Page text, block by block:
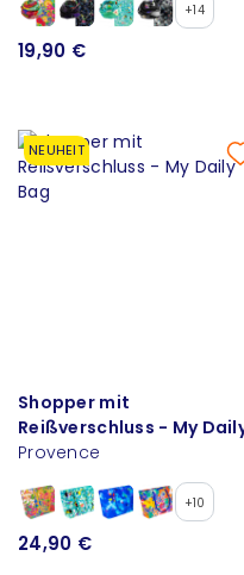
+14
19,90 €
NEUHEIT
Shopper mit
Reißverschluss - My
Bag
Provence
+10
24,90 €